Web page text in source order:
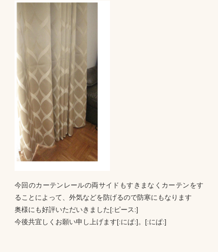
今回のカーテンレールの両サイドもすきまなくカーテンをす
ることによって、外気などを防げるので防寒にもなります
奥様にも好評いただいきました[:ピース:]
今後共宜しくお願い申し上げます[:にぱ:]。[:にぱ:]